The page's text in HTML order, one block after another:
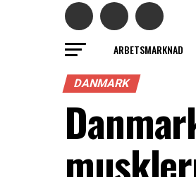
ARBETSMARKNAD
DANMARK